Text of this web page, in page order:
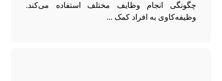
چگونگی انجام وظایف مختلف استفاده می‌کند.
وظیفه‌کاوی به افراد کمک ...